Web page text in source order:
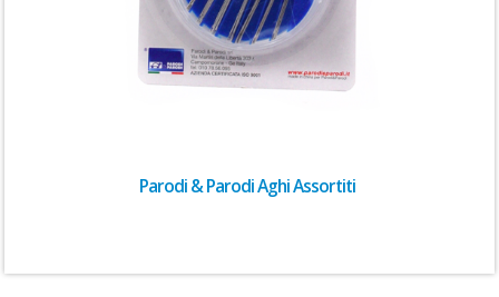
Parodi & Parodi Aghi Assortiti